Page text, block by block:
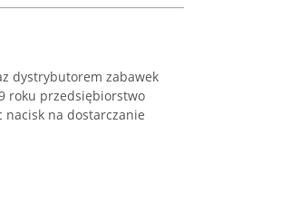
dystrybutorem zabawek
roku przedsiębiorstwo
nacisk na dostarczanie